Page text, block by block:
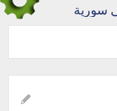
سورية